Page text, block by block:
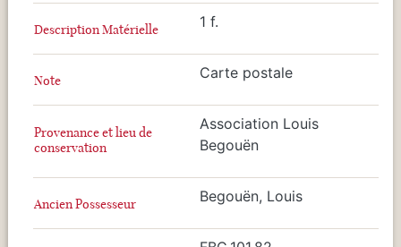
Description Matérielle 1 f.
Note Carte postale
Provenance et lieu de
conservation
Association Louis
Begouën
Ancien Possesseur Begouën, Louis